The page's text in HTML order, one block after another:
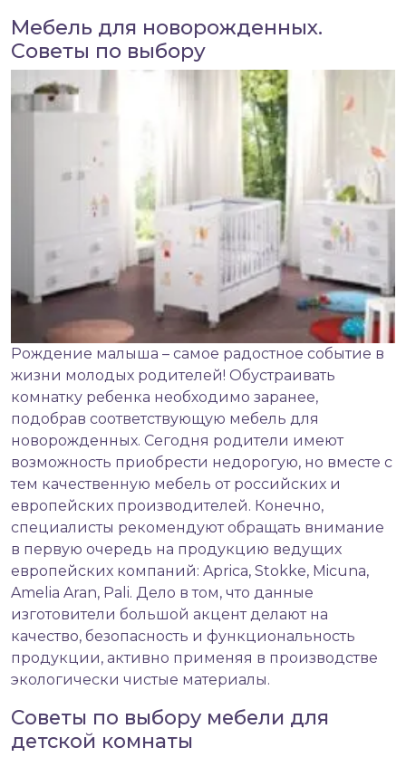
Мебель для новорожденных.
Советы по выбору
Рождение малыша – самое радостное событие в
жизни молодых родителей! Обустраивать
комнатку ребенка необходимо заранее,
подобрав соответствующую мебель для
новорожденных. Сегодня родители имеют
возможность приобрести недорогую, но вместе с
тем качественную мебель от российских и
европейских производителей. Конечно,
специалисты рекомендуют обращать внимание
в первую очередь на продукцию ведущих
европейских компаний: Aprica, Stokke, Micuna,
Amelia Aran, Pali. Дело в том, что данные
изготовители большой акцент делают на
качество, безопасность и функциональность
продукции, активно применяя в производстве
экологически чистые материалы.
Советы по выбору мебели для
детской комнаты